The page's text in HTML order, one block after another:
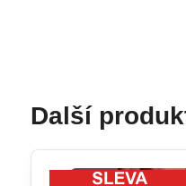
Další